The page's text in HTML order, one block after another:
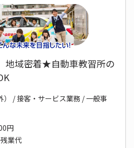
地域密着★自動車教習所の
） / 接客・サービス業務 / 一般事
円
業代